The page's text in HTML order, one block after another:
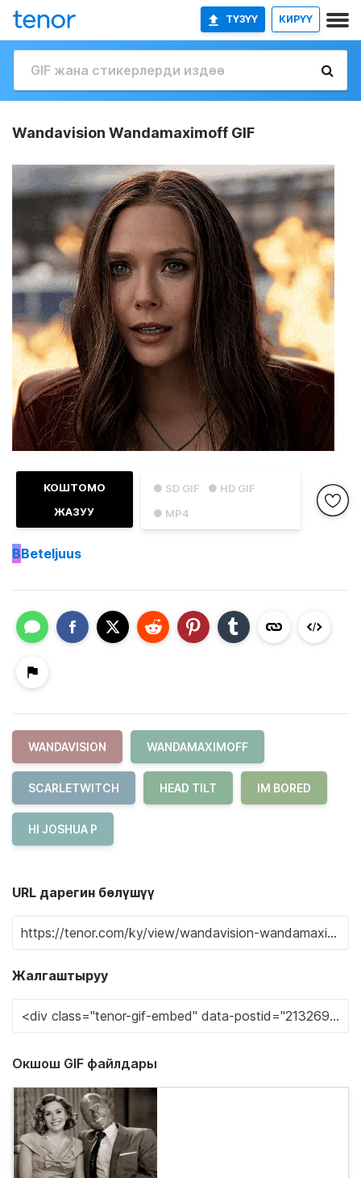
ТҮЗҮҮ КИРҮҮ
Wandavision Wandamaximoff GIF
● SD GIF
● HD GIF
● MP4
КОШТОМО
ЖАЗУУ
BBeteljuus
WANDAVISION WANDAMAXIMOFF
SCARLETWITCH HEAD TILT IM BORED
HI JOSHUA P
URL дарегин бөлүшүү
Жалгаштыруу
Окшош GIF файлдары